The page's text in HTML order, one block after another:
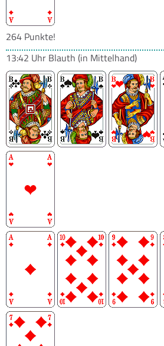
264 Punkte!
13:42 Uhr Blauth (in Mittelhand)